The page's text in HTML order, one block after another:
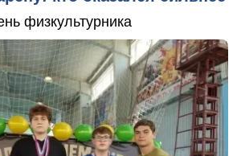
физкультурника